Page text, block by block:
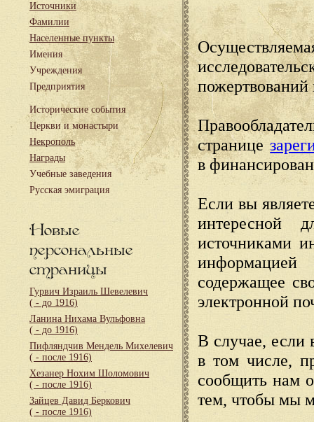
Источники
Фамилии
Населенные пункты
Имения
Учреждения
Предприятия
Исторические события
Церкви и монастыри
Некрополь
Награды
Учебные заведения
Русская эмиграция
Новые
персональные
страницы
Гурвич Израиль Шевелевич
( - до 1916)
Ланина Нихама Вульфовна
( - до 1916)
Пифляндчив Мендель Михелевич
( - после 1916)
Хезанер Нохим Шоломович
( - после 1916)
Зайцев Давид Беркович
( - после 1916)
пожертвований
странице
в
Если вы
интересной
источниками
содержащее
электронной
В случае, если
в том числе,
сообщить нам
тем, чтобы мы